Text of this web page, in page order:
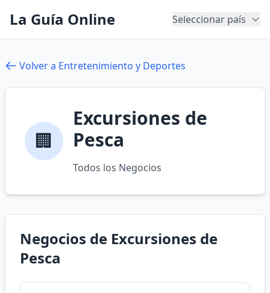
La Guía Online Seleccionar país
Volver a Entretenimiento y Deportes
🏢
Excursiones de
Pesca
Todos los Negocios
Negocios de Excursiones de
Pesca